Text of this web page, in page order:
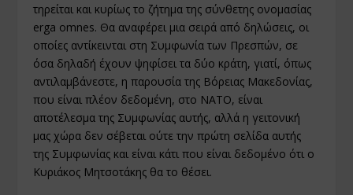
τηρείται και κυρίως το ζήτημα της σύνθετης ονομασίας
erga omnes. Θα αναφέρει μια σειρά από δηλώσεις, οι
οποίες αντίκεινται στη Συμφωνία των Πρεσπών, σε
όσα δηλαδή έχουν ψηφίσει τα δύο κράτη, γιατί, όπως
αντιλαμβάνεστε, η παρουσία της Βόρειας Μακεδονίας,
που είναι πλέον δεδομένη, στο ΝΑΤΟ, είναι
αποτέλεσμα της Συμφωνίας αυτής, αλλά η γειτονική
μας χώρα δεν σέβεται ούτε την πρώτη σελίδα αυτής
της Συμφωνίας και είναι κάτι που είναι δεδομένο ότι ο
Κυριάκος Μητσοτάκης θα το θέσει.